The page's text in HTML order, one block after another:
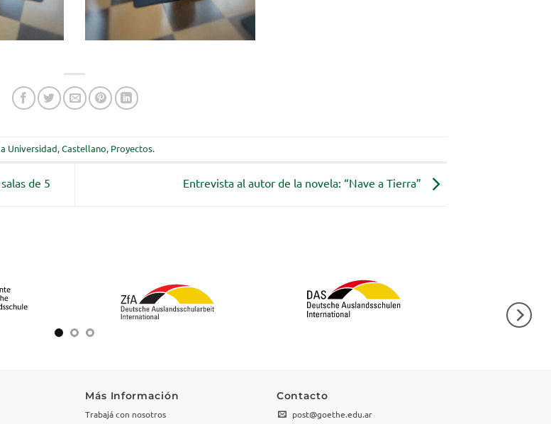
Universidad,Castellano, Proyectos.
de 5 Entrevista al autor de la novela: “Nave a Tierra”
Más Información
Trabajá con nosotros
Contacto
post@goethe.edu.ar